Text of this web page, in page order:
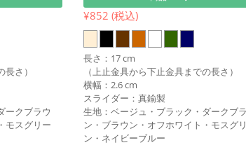
さ）
ークブラウ
モスグリー
¥852 (税込)
長さ：17 cm
（上止金具から下止金具までの長さ）
横幅：2.6 cm
スライダー：真鍮製
生地：ベージュ・ブラック・ダークブ
ン・ブラウン・オフホワイト・モスグ
ン・ネイビーブルー